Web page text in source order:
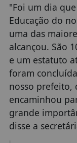
"Foi um dia
Educação do
uma das
alcançou. São
e um estatuto
foram
nosso prefeito,
encaminhou
grande
disse a